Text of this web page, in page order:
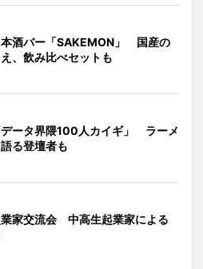
酒バー「SAKEMON」 国産の
、飲み比べセットも
ータ界隈100人カイギ」 ラーメ
る登壇者も
家交流会 中高生起業家による